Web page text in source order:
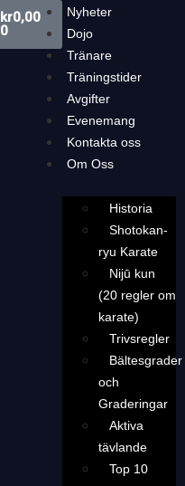
kr0,00
0
Nyheter
Dojo
Tränare
Träningstider
Avgifter
Evenemang
Kontakta oss
Om Oss
Historia
Shotokan-
ryu Karate
Nijū kun
(20 regler om
karate)
Trivsregler
Bältesgrader
och
Graderingar
Aktiva
tävlande
Top 10